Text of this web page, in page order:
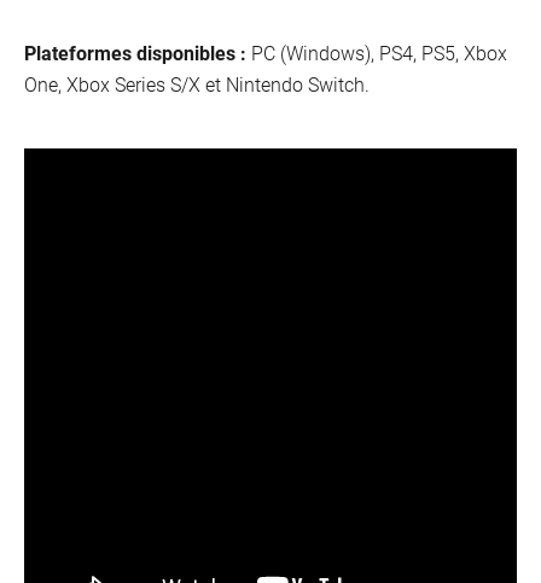
Plateformes disponibles : PC (Windows), PS4, PS5, Xbox
One, Xbox Series S/X et Nintendo Switch.